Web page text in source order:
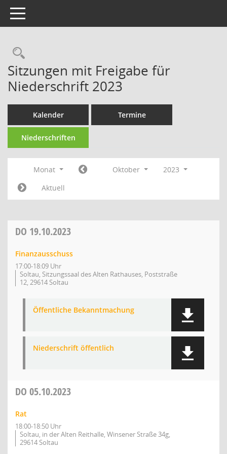
Toggle navigation
Rechercheauswahl
Sitzungen mit Freigabe für
Niederschrift 2023
Kalender Termine
Niederschriften
Monat Oktober
2023
Aktuell
DO 19.10.2023
Finanzausschuss
17:00-18:09 Uhr
Soltau, Sitzungssaal des Alten Rathauses, Poststraße
12, 29614 Soltau
Öffentliche Bekanntmachung
Niederschrift öffentlich
DO 05.10.2023
Rat
18:00-18:50 Uhr
Soltau, in der Alten Reithalle, Winsener Straße 34g,
29614 Soltau